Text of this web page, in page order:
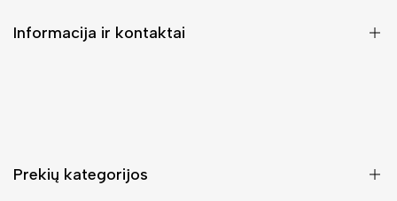
Informacija ir kontaktai
Prekių kategorijos